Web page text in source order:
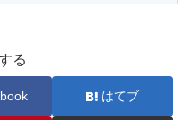
る
はてブ